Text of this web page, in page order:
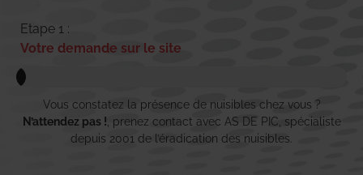
Etape 1 :
Votre demande sur le site
Vous constatez la présence de nuisibles chez vous ?
N’attendez pas ! , prenez contact avec AS DE PIC, spécialiste
depuis 2001 de l’éradication des nuisibles.